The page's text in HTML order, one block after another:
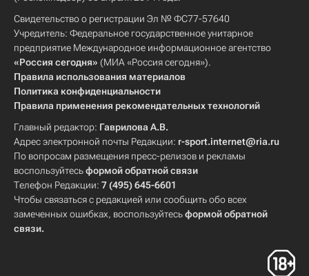
Свидетельство о регистрации Эл № ФС77-57640
Учредитель: Федеральное государственное унитарное
предприятие Международное информационное агентство
«Россия сегодня» (МИА «Россия сегодня»).
Правила использования материалов
Политика конфиденциальности
Правила применения рекомендательных технологий
Главный редактор: Гаврилова А.В.
Адрес электронной почты Редакции: r-sport.internet@ria.ru
По вопросам размещения пресс-релизов и рекламы
воспользуйтесьформой обратной связи
Телефон Редакции: 7 (495) 645-6601
Чтобы связаться с редакцией или сообщить обо всех
замеченных ошибках, воспользуйтесьформой обратной
связи.